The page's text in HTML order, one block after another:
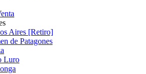
Aires [Retiro]
de Patagones
Luro